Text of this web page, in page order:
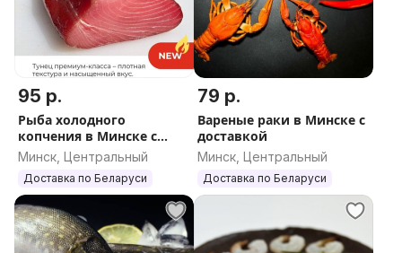
95 р.
Рыба холодного
копчения в Минске с
доставкой
Минск, Центральный
Доставка по Беларуси
79 р.
Вареные раки в Минске с
доставкой
Минск, Центральный
Доставка по Беларуси